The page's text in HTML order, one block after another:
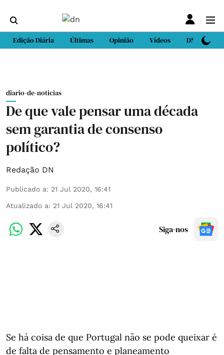
Edição Diária Últimas Opinião Vídeos DN Sport
diario-de-noticias
De que vale pensar uma década
sem garantia de consenso
político?
Redação DN
Publicado a: 21 Jul 2020, 16:41
Atualizado a: 21 Jul 2020, 16:41
Siga-nos
Se há coisa de que Portugal não se pode queixar é
de falta de pensamento e planeamento